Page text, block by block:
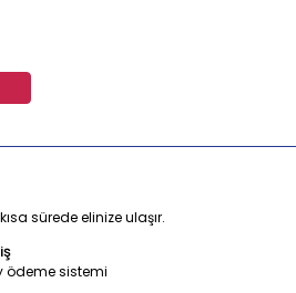
sürede elinize ulaşır.
ödeme sistemi